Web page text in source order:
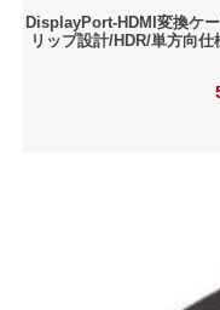
DisplayPort-HDMI変換ケ
リップ設計/HDR/単方向